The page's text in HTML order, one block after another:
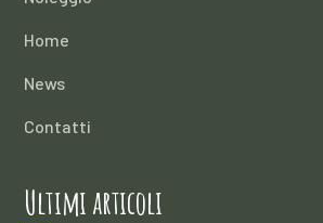
Home
News
Contatti
Ultimi articoli